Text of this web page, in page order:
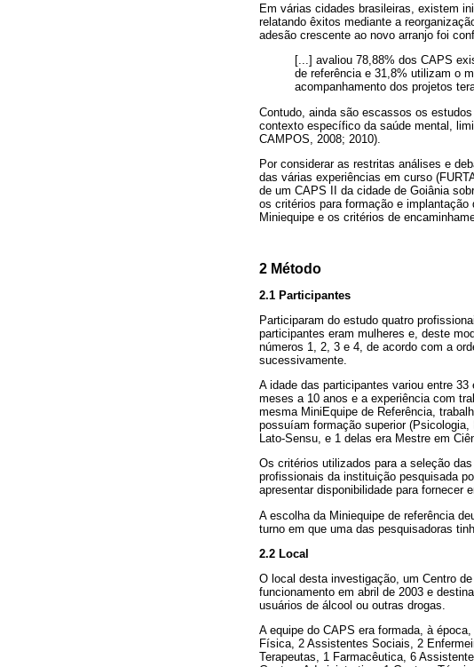
Em várias cidades brasileiras, existem
relatando êxitos mediante a
adesão crescente ao novo arranjo foi
[...] avaliou 78,88% dos CAPS
de referência e 31,8% utilizam o
acompanhamento dos projetos
Contudo, ainda são escassos os
contexto específico da saúde mental,
CAMPOS, 2008; 2010).
Por considerar as restritas análises e
das várias experiências em curso
de um CAPS II da cidade de Goiânia
os critérios para formação e
Miniequipe e os critérios de
2 Método
2.1 Participantes
Participaram do estudo quatro
participantes eram mulheres e, deste
números 1, 2, 3 e 4, de acordo com a
sucessivamente.
A idade das participantes variou entre
meses a 10 anos e a experiência com
mesma MiniEquipe de Referência,
possuíam formação superior
Lato-Sensu, e 1 delas era Mestre em
Os critérios utilizados para a seleção
profissionais da instituição pesquisada
apresentar disponibilidade para fornecer
A escolha da Miniequipe de referência
turno em que uma das pesquisadoras
2.2 Local
O local desta investigação, um Centro
funcionamento em abril de 2003 e
usuários de álcool ou outras drogas.
A equipe do CAPS era formada, à
Física, 2 Assistentes Sociais, 2
Terapeutas, 1 Farmacêutica, 6